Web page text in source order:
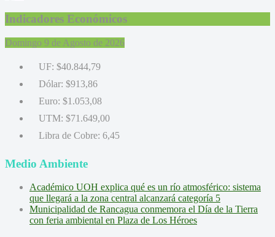
Indicadores Económicos
Domingo 9 de Agosto de 2026
UF: $40.844,79
Dólar: $913,86
Euro: $1.053,08
UTM: $71.649,00
Libra de Cobre: 6,45
Medio Ambiente
Académico UOH explica qué es un río atmosférico: sistema
que llegará a la zona central alcanzará categoría 5
Municipalidad de Rancagua conmemora el Día de la Tierra
con feria ambiental en Plaza de Los Héroes